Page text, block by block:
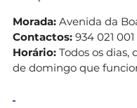
Morada: Avenida da
Contactos: 934 021 001
Horário: Todos os dias,
de domingo que